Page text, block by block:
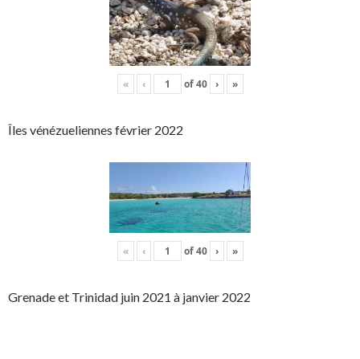
« ‹ of40 › »
Îles vénézueliennes février 2022
« ‹ of40 › »
Grenade et Trinidad juin 2021 à janvier 2022